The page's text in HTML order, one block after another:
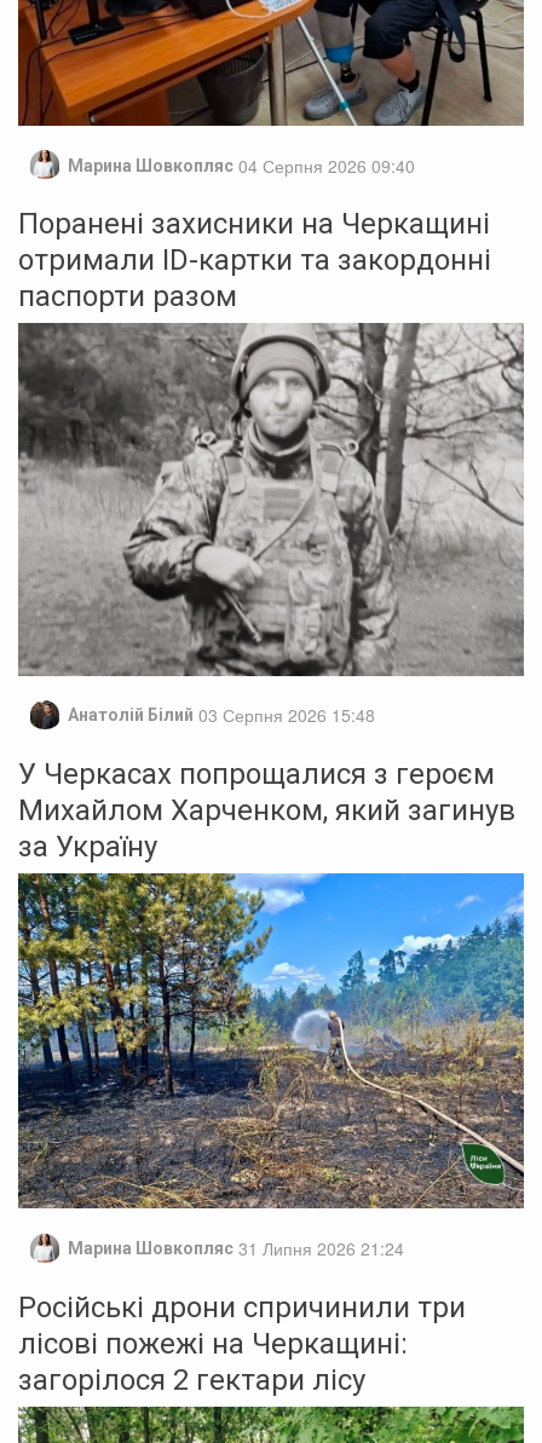
Марина Шовкопляс 04 Серпня 2026 09:40
Поранені захисники на Черкащині
отримали ID-картки та закордонні
паспорти разом
Анатолій Білий 03 Серпня 2026 15:48
У Черкасах попрощалися з героєм
Михайлом Харченком, який загинув
за Україну
Марина Шовкопляс 31 Липня 2026 21:24
Російські дрони спричинили три
лісові пожежі на Черкащині:
загорілося 2 гектари лісу